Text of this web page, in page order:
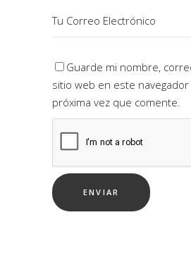
Guarde mi nombre,
sitio web en este navegador
próxima vez que comente.